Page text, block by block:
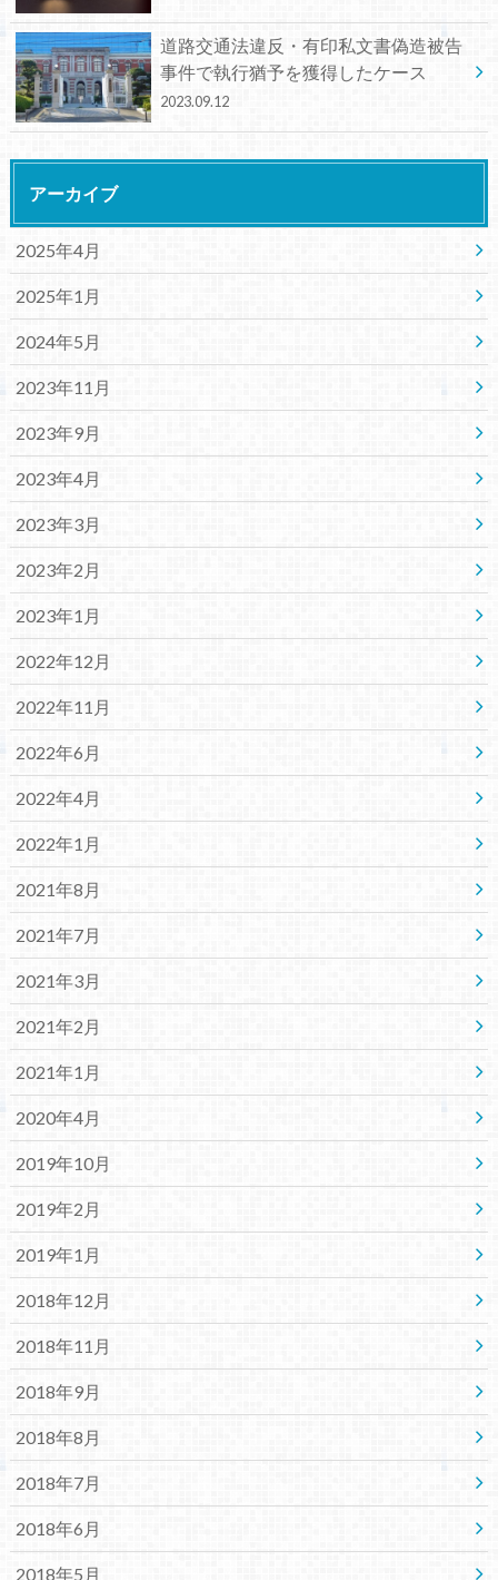
道路交通法違反・有印私文書偽造被告
事件で執行猶予を獲得したケース
2023.09.12
アーカイブ
2025年4月
2025年1月
2024年5月
2023年11月
2023年9月
2023年4月
2023年3月
2023年2月
2023年1月
2022年12月
2022年11月
2022年6月
2022年4月
2022年1月
2021年8月
2021年7月
2021年3月
2021年2月
2021年1月
2020年4月
2019年10月
2019年2月
2019年1月
2018年12月
2018年11月
2018年9月
2018年8月
2018年7月
2018年6月
2018年5月